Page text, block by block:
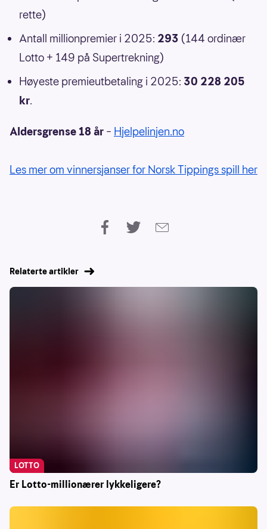
rette)
Antall millionpremier i 2025: 293 (144 ordinær
Lotto + 149 på Supertrekning)
Høyeste premieutbetaling i 2025: 30 228 205
kr.
Aldersgrense 18 år – Hjelpelinjen.no
Les mer om vinnersjanser for Norsk Tippings spill her
Relaterte artikler
Er Lotto-millionærer lykkeligere?
LOTTO